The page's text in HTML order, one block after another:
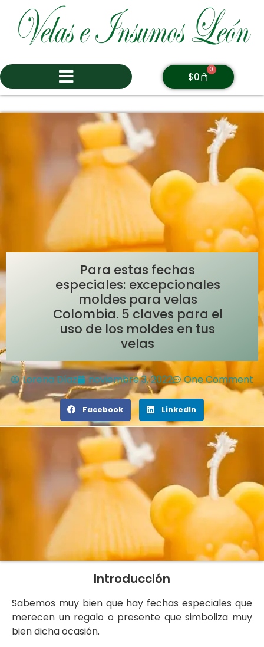
$0
0
Para estas fechas
especiales: excepcionales
moldes para velas
Colombia. 5 claves para el
uso de los moldes en tus
velas
Lorena Díaz noviembre 3, 2022 One Comment
Facebook LinkedIn
Introducción
Sabemos muy bien que hay fechas especiales que
merecen un regalo o presente que simboliza muy
bien dicha ocasión.